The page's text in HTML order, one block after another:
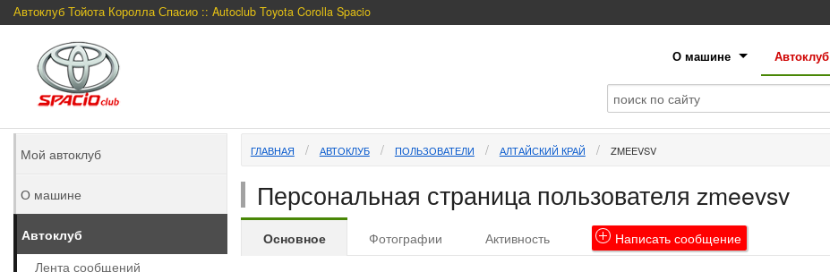
Автоклуб Тойота Королла Спасио :: Autoclub Toyota Corolla Spacio
О машине Автоклуб
ГЛАВНАЯ АВТОКЛУБ ПОЛЬЗОВАТЕЛИ АЛТАЙСКИЙ КРАЙ ZMEEVSV
Персональная страница пользователя zmeevsv
Основное Фотографии Активность Написатьсообщение
Мой автоклуб
О машине
Автоклуб
Лента сообщений